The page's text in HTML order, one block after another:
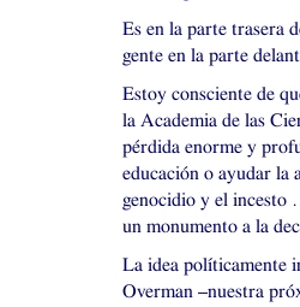
Es en la parte trasera
gente en la parte
Estoy consciente de
la Academia de las
pérdida enorme y
educación o ayudar la
genocidio y el incesto
un monumento a la
La idea políticamente
Overman –nuestra